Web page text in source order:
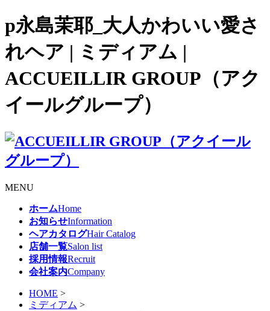
p永島茉耶_大人かわいい愛さ
れヘア | ミディアム |
ACCUEILLIR GROUP（アク
イールグループ）
MENU
ホームHome
お知らせInformation
ヘアカタログHair Catalog
店舗一覧Salon list
採用情報Recruit
会社案内Company
HOME >
ミディアム >